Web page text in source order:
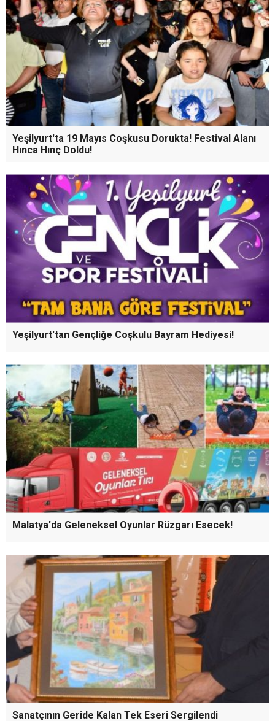
Yeşilyurt'ta 19 Mayıs Coşkusu Dorukta! Festival Alanı
Hınca Hınç Doldu!
Yeşilyurt'tan Gençliğe Coşkulu Bayram Hediyesi!
Malatya'da Geleneksel Oyunlar Rüzgarı Esecek!
Sanatçının Geride Kalan Tek Eseri Sergilendi